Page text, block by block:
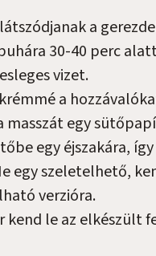
a
30-40 perc
vizet.
a
masszát egy
egy éjszakára,
egy szeletelhető,
verzióra.
kend le az elkészült